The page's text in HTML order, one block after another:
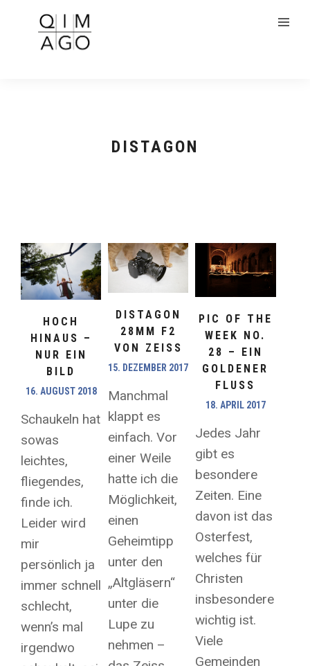
DISTAGON
HOCH
HINAUS –
NUR EIN
BILD
16. AUGUST 2018
Schaukeln hat
sowas
leichtes,
fliegendes,
finde ich.
Leider wird
mir
persönlich ja
immer schnell
schlecht,
wenn’s mal
irgendwo
DISTAGON
28MM F2
VON ZEISS
15. DEZEMBER 2017
Manchmal
klappt es
einfach. Vor
einer Weile
hatte ich die
Möglichkeit,
einen
Geheimtipp
unter den
„Altgläsern“
unter die
Lupe zu
nehmen –
PIC OF THE
WEEK NO.
28 – EIN
GOLDENER
FLUSS
18. APRIL 2017
Jedes Jahr
gibt es
besondere
Zeiten. Eine
davon ist das
Osterfest,
welches für
Christen
insbesondere
wichtig ist.
Viele
Gemeinden